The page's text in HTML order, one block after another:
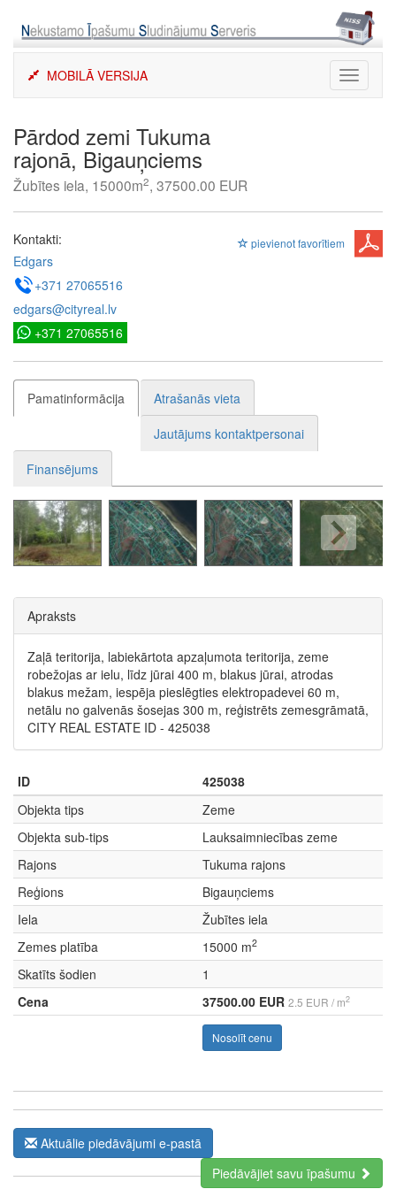
content
Toggle
MOBILĀ VERSIJA
Pārdod zemi Tukuma
rajonā, Bigauņciems
Žubītes iela, 15000m2, 37500.00 EUR
pievienot favorītiem
Kontakti:
Edgars
+371 27065516
edgars@cityreal.lv
+371 27065516
Pamatinformācija
Atrašanās vieta
Jautājums kontaktpersonai
Finansējums
Apraksts
Zaļā teritorija, labiekārtota apzaļumota teritorija, zeme
robežojas ar ielu, līdz jūrai 400 m, blakus jūrai, atrodas
blakus mežam, iespēja pieslēgties elektropadevei 60 m,
netālu no galvenās šosejas 300 m, reģistrēts zemesgrāmatā,
CITY REAL ESTATE ID - 425038
ID
425038
Objekta tips
Zeme
Objekta sub-tips
Lauksaimniecības zeme
Rajons
Tukuma rajons
Reģions
Bigauņciems
Iela
Žubītes iela
Zemes platība
15000 m2
Skatīts šodien
1
Cena
37500.00 EUR 2.5 EUR / m2
Nosolīt cenu
Aktuālie piedāvājumi e-pastā
Piedāvājiet savu īpašumu